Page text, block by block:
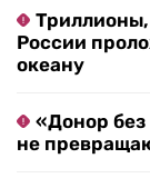
России
океану
«Донор без
не